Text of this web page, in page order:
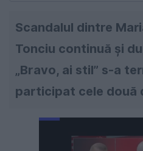
Scandalul dintre
Tonciu continuă și
„Bravo, ai stil” s-a
participat cele două